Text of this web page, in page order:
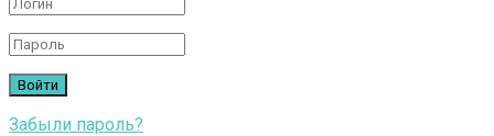
Забыли пароль?